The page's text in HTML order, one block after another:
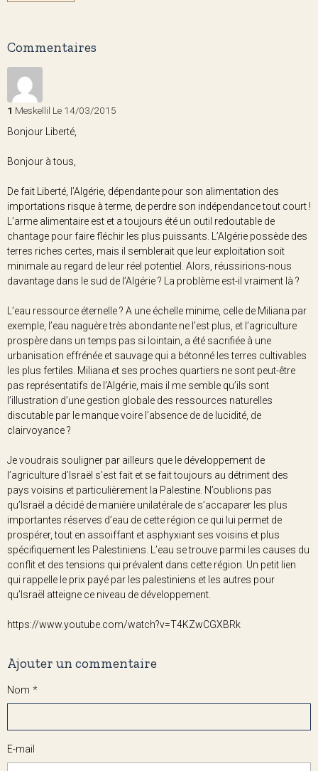
Commentaires
1 Meskellil Le 14/03/2015
Bonjour Liberté,
Bonjour à tous,
De fait Liberté, l’Algérie, dépendante pour son alimentation des
importations risque à terme, de perdre son indépendance tout court !
L’arme alimentaire est et a toujours été un outil redoutable de
chantage pour faire fléchir les plus puissants. L’Algérie possède des
terres riches certes, mais il semblerait que leur exploitation soit
minimale au regard de leur réel potentiel. Alors, réussirions-nous
davantage dans le sud de l’Algérie ? La problème est-il vraiment là ?
L’eau ressource éternelle ? A une échelle minime, celle de Miliana par
exemple, l’eau naguère très abondante ne l’est plus, et l’agriculture
prospère dans un temps pas si lointain, a été sacrifiée à une
urbanisation effrénée et sauvage qui a bétonné les terres cultivables
les plus fertiles. Miliana et ses proches quartiers ne sont peut-être
pas représentatifs de l’Algérie, mais il me semble qu’ils sont
l’illustration d’une gestion globale des ressources naturelles
discutable par le manque voire l’absence de de lucidité, de
clairvoyance ?
Je voudrais souligner par ailleurs que le développement de
l’agriculture d’Israël s’est fait et se fait toujours au détriment des
pays voisins et particulièrement la Palestine. N’oublions pas
qu’Israël a décidé de manière unilatérale de s’accaparer les plus
importantes réserves d’eau de cette région ce qui lui permet de
prospérer, tout en assoiffant et asphyxiant ses voisins et plus
spécifiquement les Palestiniens. L’eau se trouve parmi les causes du
conflit et des tensions qui prévalent dans cette région. Un petit lien
qui rappelle le prix payé par les palestiniens et les autres pour
qu’Israël atteigne ce niveau de développement.
https://www.youtube.com/watch?v=T4KZwCGXBRk
Ajouter un commentaire
Nom
E-mail